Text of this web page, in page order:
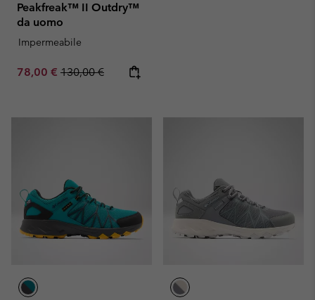
Peakfreak™ II Outdry™
da uomo
Impermeabile
Sale price:
78,00 € Regular price:
130,00 €